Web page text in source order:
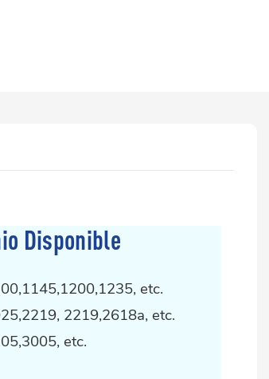
Disponible
etc.
2219,2618a, etc.
etc.